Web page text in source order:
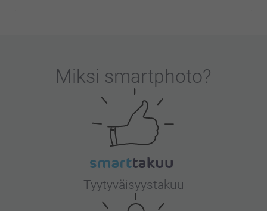
Miksi smartphoto?
Tyytyväisyystakuu